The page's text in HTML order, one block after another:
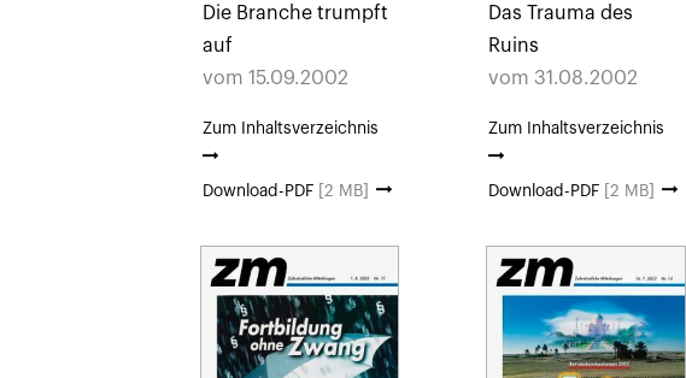
Die Branche trumpft
auf
vom 15.09.2002
Zum Inhaltsverzeichnis
Download-PDF [2 MB]
Das Trauma des
Ruins
vom 31.08.2002
Zum Inhaltsverzeichnis
Download-PDF [2 MB]